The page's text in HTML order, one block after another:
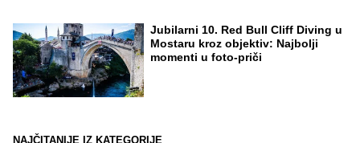
Jubilarni 10. Red Bull Cliff Diving u
Mostaru kroz objektiv: Najbolji
momenti u foto-priči
NAJČITANIJE IZ KATEGORIJE